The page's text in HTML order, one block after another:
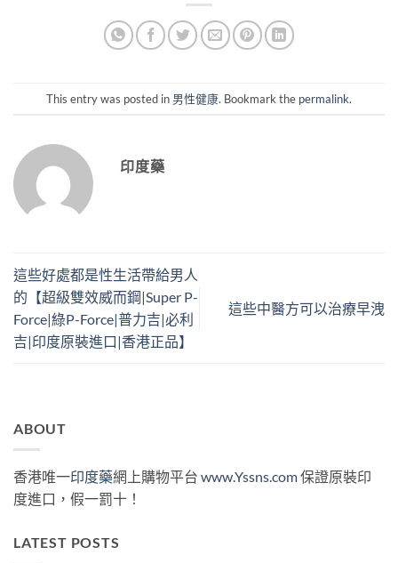
This entry was posted in 男性健康. Bookmark the permalink.
印度藥
這些好處都是性生活帶給男人
的【超級雙效威而鋼|Super P-
Force|綠P-Force|普力吉|必利
吉|印度原裝進口|香港正品】
這些中醫方可以治療早洩
ABOUT
香港唯一印度藥網上購物平台 www.Yssns.com保證原裝印
度進口，假一罰十！
LATEST POSTS